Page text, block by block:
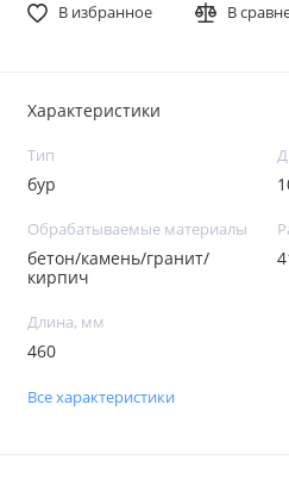
В избранное В
Характеристики
Тип
бур
Обрабатываемые материалы
бетон/камень/гранит/
кирпич
Длина, мм
460
Все характеристики